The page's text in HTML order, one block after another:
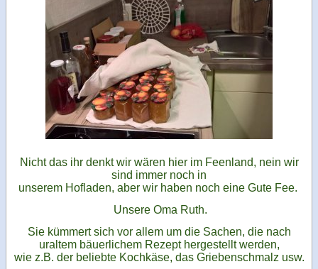
Nicht das ihr denkt wir wären hier im Feenland, nein wir
sind immer noch in
unserem Hofladen, aber wir haben noch eine Gute Fee.
Unsere Oma Ruth.
Sie kümmert sich vor allem um die Sachen, die nach
uraltem bäuerlichem Rezept hergestellt werden,
wie z.B. der beliebte Kochkäse, das Griebenschmalz usw.